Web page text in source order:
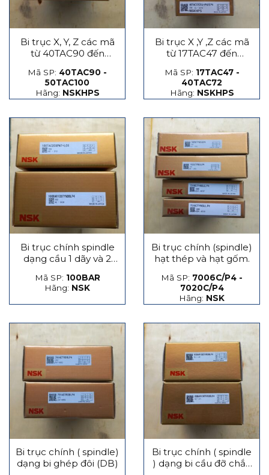
Bi trục X, Y, Z các mã
từ 40TAC90 đến
Mã SP: 40TAC90 -
50TAC100
Hãng: NSKHPS
Bi trục X ,Y ,Z các mã
từ 17TAC47 đến
Mã SP: 17TAC47 -
40TAC72
Hãng: NSKHPS
Bi trục chính spindle
dạng cầu 1 dãy và 2
Mã SP: 100BAR
Hãng: NSK
Bi trục chính (spindle)
hạt thép và hạt gốm.
Mã SP: 7006C/P4 -
7020C/P4
Hãng: NSK
Bi trục chính ( spindle)
dạng bi ghép đôi (DB)
Bi trục chính ( spindle
) dạng bi cầu đỡ chắn